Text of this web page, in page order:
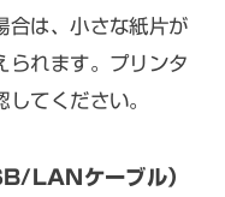
合は、小さな紙片が
られます。プリンタ
てください。
LANケーブル）